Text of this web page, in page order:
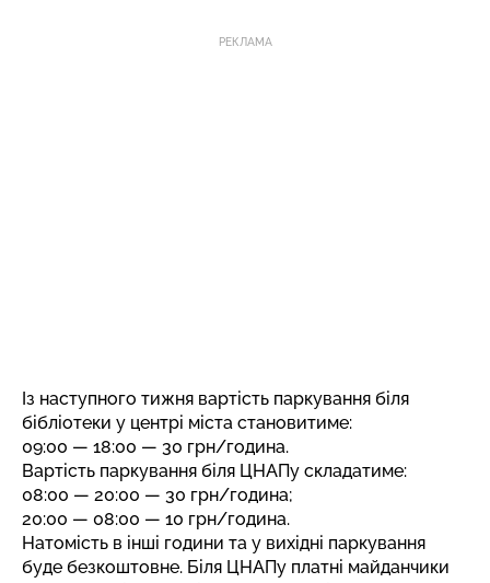
РЕКЛАМА
Із наступного тижня вартість паркування біля
бібліотеки у центрі міста становитиме:
09:00 — 18:00 — 30 грн/година.
Вартість паркування біля ЦНАПу складатиме:
08:00 — 20:00 — 30 грн/година;
20:00 — 08:00 — 10 грн/година.
Натомість в інші години та у вихідні паркування
буде безкоштовне. Біля ЦНАПу платні майданчики